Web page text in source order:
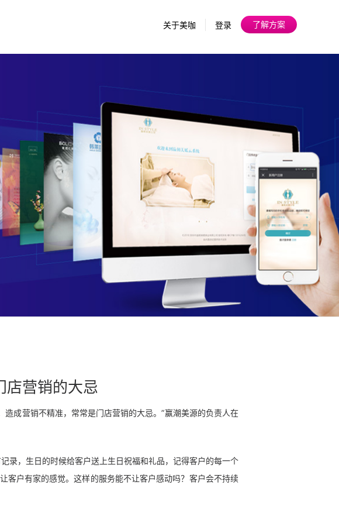
关于美咖 登录 了解方案
店营销的大忌
成营销不精准，常常是门店营销的大忌。”赢潮美源的负责人在
录，生日的时候给客户送上生日祝福和礼品，记得客户的每一个
客户有家的感觉。这样的服务能不让客户感动吗？客户会不持续